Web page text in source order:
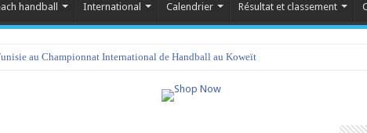
handball International Calendrier Résultat et classement
au Championnat International de Handball au Koweït